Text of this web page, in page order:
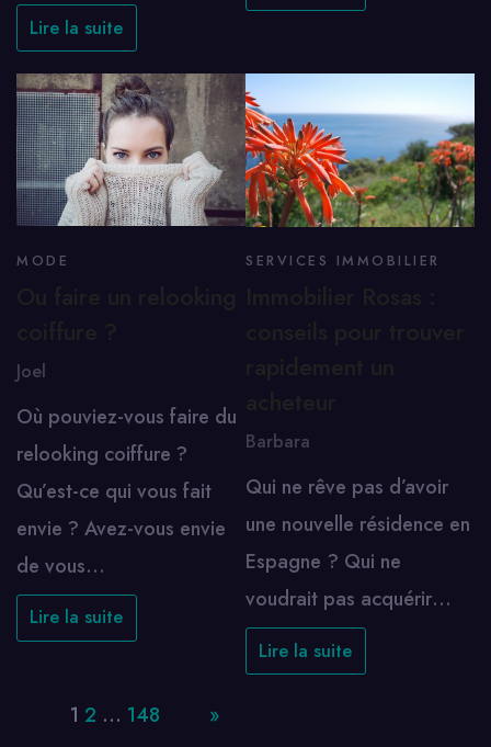
Lire la suite
MODE
Joel
Où pouviez-vous faire du
relooking coiffure ?
Qu’est-ce qui vous fait
envie ? Avez-vous envie
de vous…
Lire la suite
SERVICES IMMOBILIER
Barbara
Qui ne rêve pas d’avoir
une nouvelle résidence en
Espagne ? Qui ne
voudrait pas acquérir…
Lire la suite
1 2 … 148 »